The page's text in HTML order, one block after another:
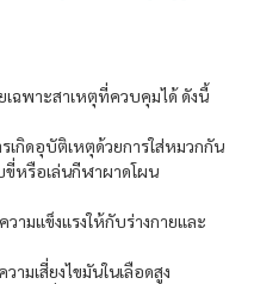
เฉพาะสาเหตุที่ควบคุมได้ ดังนี้
กิดอุบัติเหตุด้วยการใส่หมวกกัน
หรือเล่นกีฬาผาดโผน
ามแข็งแรงให้กับร่างกายและ
มเสี่ยงไขมันในเลือดสูง